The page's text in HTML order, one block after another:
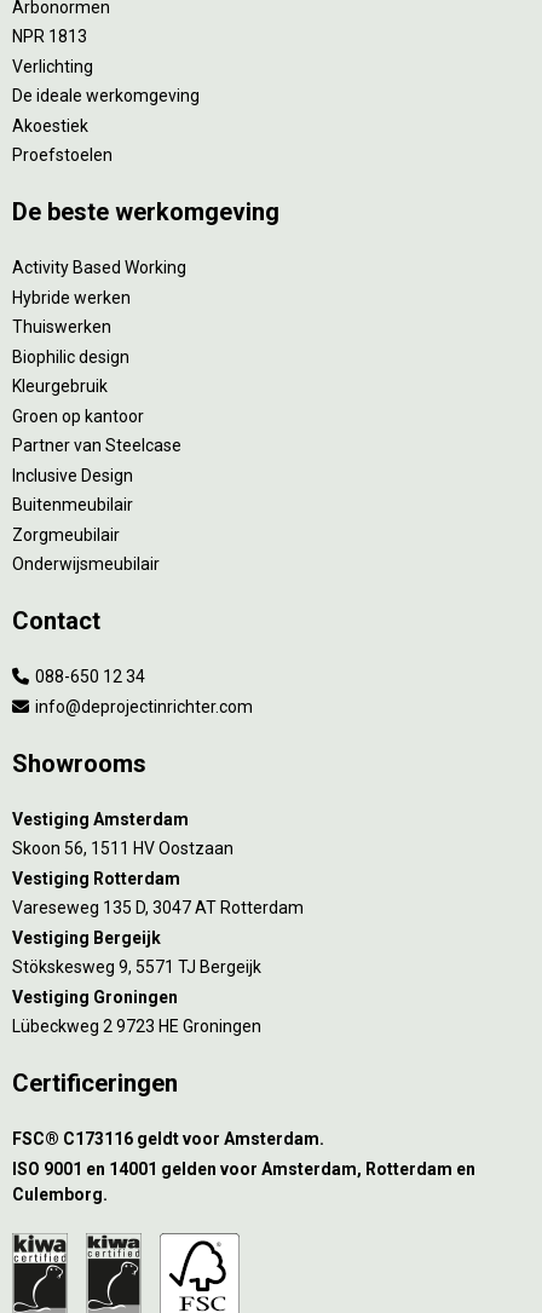
Arbonormen
NPR 1813
Verlichting
De ideale werkomgeving
Akoestiek
Proefstoelen
De beste werkomgeving
Activity Based Working
Hybride werken
Thuiswerken
Biophilic design
Kleurgebruik
Groen op kantoor
Partner van Steelcase
Inclusive Design
Buitenmeubilair
Zorgmeubilair
Onderwijsmeubilair
Contact
088-650 12 34
info@deprojectinrichter.com
Showrooms
Vestiging Amsterdam
Skoon 56, 1511 HV Oostzaan
Vestiging Rotterdam
Vareseweg 135 D, 3047 AT Rotterdam
Vestiging Bergeijk
Stökskesweg 9, 5571 TJ Bergeijk
Vestiging Groningen
Lübeckweg 2 9723 HE Groningen
Certificeringen
FSC® C173116 geldt voor Amsterdam.
ISO 9001 en 14001 gelden voor Amsterdam, Rotterdam en
Culemborg.